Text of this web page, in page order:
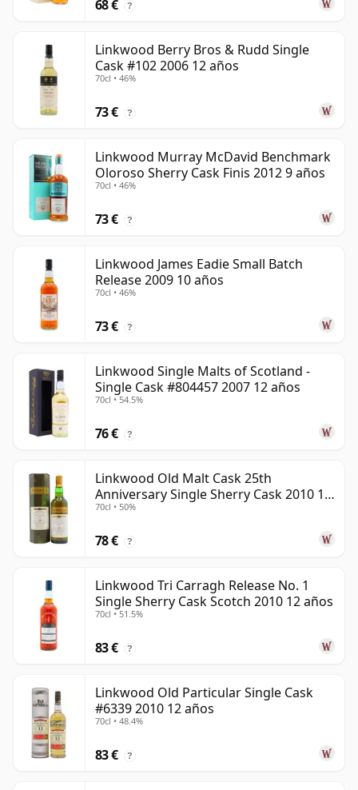
68 € ?
Linkwood Berry Bros & Rudd Single
Cask #102 2006 12 años
70cl • 46%
73 € ?
Linkwood Murray McDavid Benchmark
Oloroso Sherry Cask Finis 2012 9 años
70cl • 46%
73 € ?
Linkwood James Eadie Small Batch
Release 2009 10 años
70cl • 46%
73 € ?
Linkwood Single Malts of Scotland -
Single Cask #804457 2007 12 años
70cl • 54.5%
76 € ?
Linkwood Old Malt Cask 25th
Anniversary Single Sherry Cask 2010 13
años
70cl • 50%
78 € ?
Linkwood Tri Carragh Release No. 1
Single Sherry Cask Scotch 2010 12 años
70cl • 51.5%
83 € ?
Linkwood Old Particular Single Cask
#6339 2010 12 años
70cl • 48.4%
83 € ?